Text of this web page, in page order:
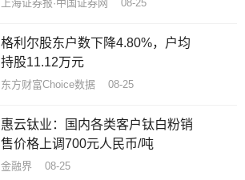
上海证券报·中国证券网 08-25
格利尔股东户数下降4.80%，户均
持股11.12万元
东方财富Choice数据 08-25
​惠云钛业：国内各类客户钛白粉销
售价格上调700元人民币/吨
金融界 08-25